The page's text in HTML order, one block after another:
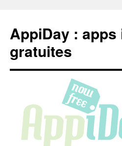
contenu
AppiDay : apps
gratuites